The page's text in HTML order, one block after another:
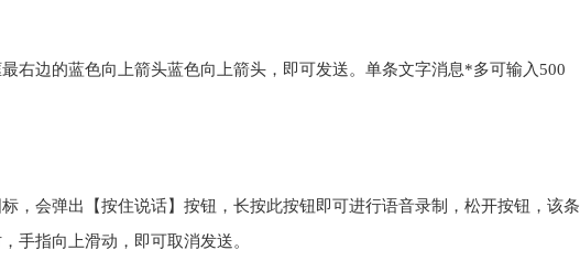
右边的蓝色向上箭头蓝色向上箭头，即可发送。单条文字消息*多可输入500
，会弹出【按住说话】按钮，长按此按钮即可进行语音录制，松开按钮，该条
手指向上滑动，即可取消发送。